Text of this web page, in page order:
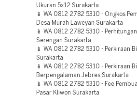
Ukuran 5x12 Surakarta
📱 WA 0812 2782 5310 - Ongkos
Desa Murah Laweyan Surakarta
📱 WA 0812 2782 5310 -
Serengan Surakarta
📱 WA 0812 2782 5310 - Perkiraan
Surakarta
📱 WA 0812 2782 5310 - Perkiraan
Berpengalaman Jebres Surakarta
📱 WA 0812 2782 5310 - Fee
Pasar Kliwon Surakarta